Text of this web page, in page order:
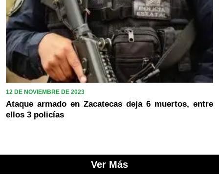
12 DE NOVIEMBRE DE 2023
Ataque armado en Zacatecas deja 6 muertos, entre
ellos 3 policías
Ver Más